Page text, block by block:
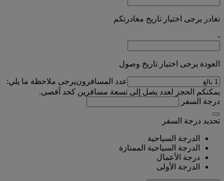
تغادر يرجى اختيار تاريخ مغادرتكم
-
العودة يرجى اختيار تاريخ وصول
عدد المسافرونيرجى ملاحظة ما يلي:
يمكنكم الحجز لعدد يصل إلى تسعة مسافرين كحد أقصى.
درجة السفر
تحديد درجة السفر
الدرجة السياحية
الدرجة السياحية الممتازة
درجة الأعمال
الدرجة الأولى